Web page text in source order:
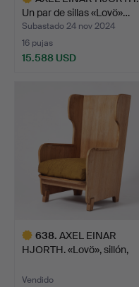
Un par de sillas «Lovö»…
Subastado 24 nov 2024
16 pujas
15.588 USD
seleccionado
638. AXEL EINAR
HJORTH. «Lovö», sillón,
Vendido